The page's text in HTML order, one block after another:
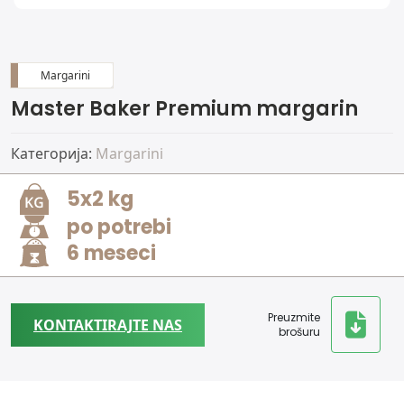
Margarini
Master Baker Premium margarin
Категорија: Margarini
5x2 kg
po potrebi
6 meseci
KONTAKTIRAJTE NAS
Preuzmite
brošuru